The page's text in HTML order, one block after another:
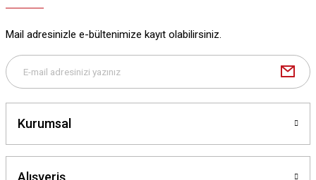
Mail adresinizle e-bültenimize kayıt olabilirsiniz.
Kurumsal